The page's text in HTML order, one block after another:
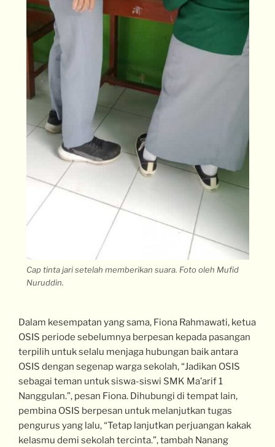
Cap tinta jari setelah memberikan suara. Foto oleh Mufid
Nuruddin.
Dalam kesempatan yang sama, Fiona Rahmawati, ketua
OSIS periode sebelumnya berpesan kepada pasangan
terpilih untuk selalu menjaga hubungan baik antara
OSIS dengan segenap warga sekolah, “Jadikan OSIS
sebagai teman untuk siswa-siswi SMK Ma’arif 1
Nanggulan.”, pesan Fiona. Dihubungi di tempat lain,
pembina OSIS berpesan untuk melanjutkan tugas
pengurus yang lalu, “Tetap lanjutkan perjuangan kakak
kelasmu demi sekolah tercinta.”, tambah Nanang